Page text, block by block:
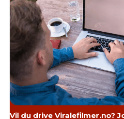
Vil du drive Viralefilmer.no?